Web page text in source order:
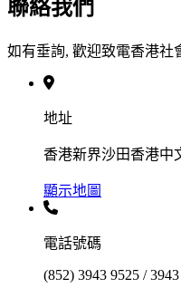
聯絡我們
如有垂詢, 歡迎致電香港社
地址
香港新界沙田香港中
顯示地圖
電話號碼
(852) 3943 9525 /